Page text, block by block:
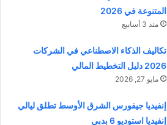
المتنوعة في 2026
منذ 3 أسابيع
تكاليف الذكاء الاصطناعي في الشركات
2026 دليل التخطيط المالي
مايو 27, 2026
إنفيديا جيفورس الشرق الأوسط تطلق ليالي
إنفيديا استوديو 6 بدبي